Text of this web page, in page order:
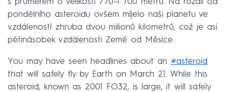
pondělního asteroidu ovšem míjelo naši planetu ve
vzdáleností zhruba dvou milionů kilometrů, což je asi
pětinásobek vzdálenosti Země od Měsíce.
You may have seen headlines about an #asteroid
that will safely fly by Earth on March 21. While this
asteroid, known as 2001 FO32, is large, it will safely